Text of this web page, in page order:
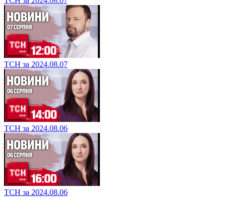
ТСН за 2024.08.07
ТСН за 2024.08.06
ТСН за 2024.08.06